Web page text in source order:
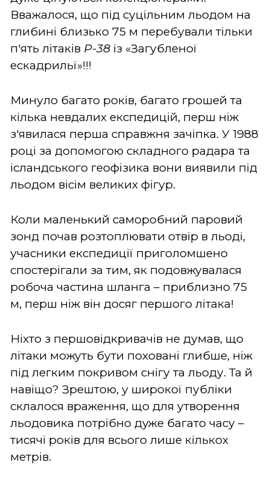
Вважалося, що під суцільним льодом на
глибині близько 75 м перебували тільки
п'ять літаків P-38 із «Загубленої
ескадрильї»!!!
Минуло багато років, багато грошей та
кілька невдалих експедицій, перш ніж
з'явилася перша справжня зачіпка. У 1988
році за допомогою складного радара та
ісландського геофізика вони виявили під
льодом вісім великих фігур.
Коли маленький саморобний паровий
зонд почав розтоплювати отвір в льоді,
учасники експедиції приголомшено
спостерігали за тим, як подовжувалася
робоча частина шланга – приблизно 75
м, перш ніж він досяг першого літака!
Ніхто з першовідкривачів не думав, що
літаки можуть бути поховані глибше, ніж
під легким покривом снігу та льоду. Та й
навіщо? Зрештою, у широкої публіки
склалося враження, що для утворення
льодовика потрібно дуже багато часу –
тисячі років для всього лише кількох
метрів.